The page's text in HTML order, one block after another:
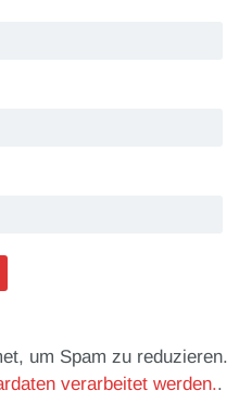
um Spam zu reduzieren.
verarbeitet werden..